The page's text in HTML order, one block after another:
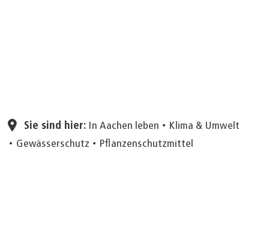
Sie sind hier: In Aachen leben
Klima & Umwelt
Gewässerschutz
Pflanzenschutzmittel